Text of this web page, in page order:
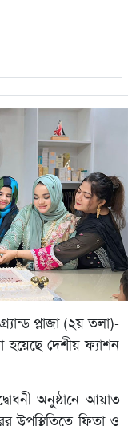
প্লাজা (২য় তলা)-
দেশীয় ফ্যাশন
অনুষ্ঠানে আয়াত
উপস্থিতিতে ফিতা ও